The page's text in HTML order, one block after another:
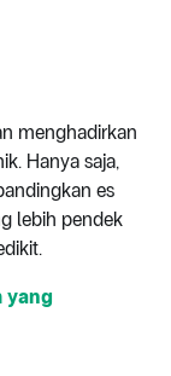
menghadirkan
Hanya saja,
es
lebih pendek
yang